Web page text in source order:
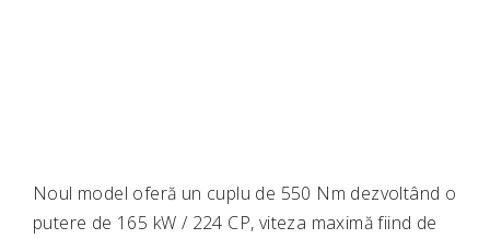
Noul model oferă un cuplu de 550 Nm dezvoltând o
putere de 165 kW / 224 CP, viteza maximă fiind de